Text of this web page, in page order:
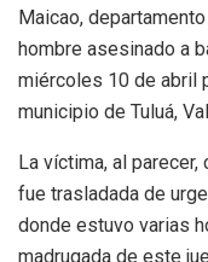
Maicao,
hombre asesinado a
miércoles 10 de abril
municipio de Tuluá,
La víctima, al
fue trasladada de
donde estuvo varias
madrugada de este